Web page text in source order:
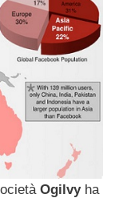
Ogilvyha